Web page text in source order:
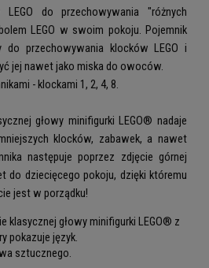
do przechowywania "różnych
LEGO w swoim pokoju. Pojemnik
do przechowywania klocków LEGO i
jej nawet jako miska do owoców.
- klockami 1, 2, 4, 8.
głowy minifigurki LEGO® nadaje
klocków, zabawek, a nawet
następuje poprzez zdjęcie górnej
do dziecięcego pokoju, dzięki któremu
jest w porządku!
klasycznej głowy minifigurki LEGO® z
pokazuje język.
sztucznego.